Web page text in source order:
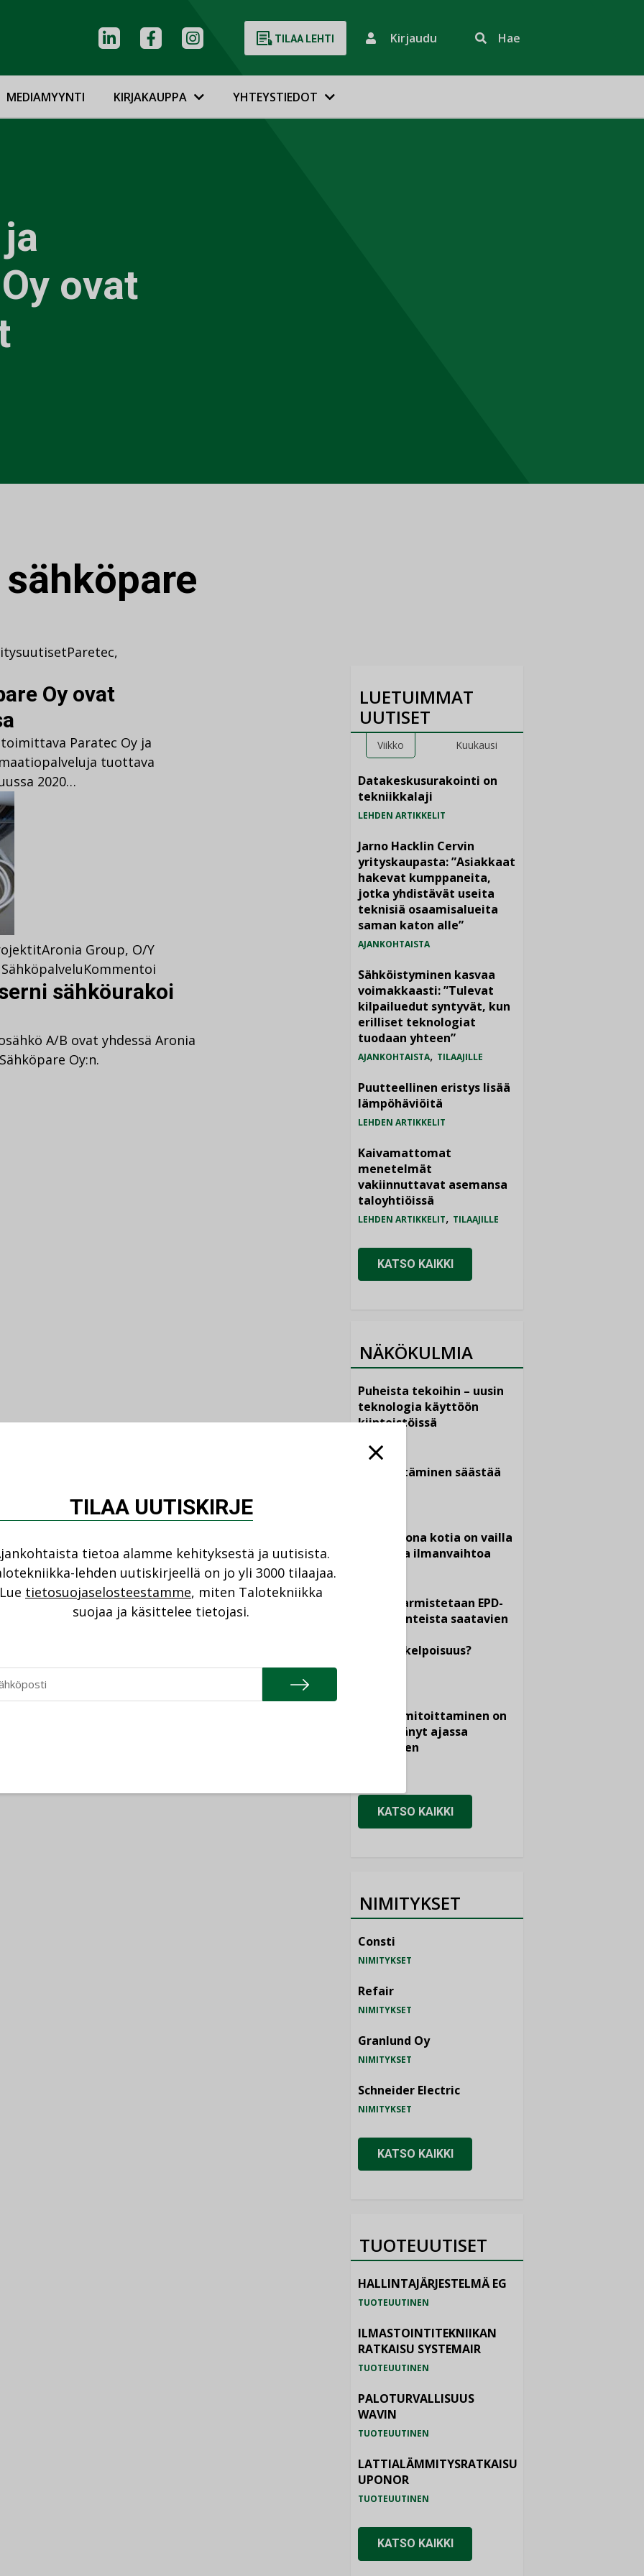
TILAA LEHTI Kirjaudu Hae
MEDIAMYYNTI KIRJAKAUPPA YHTEYSTIEDOT
ovat
sähköpare
Paretec,
Oy ovat
Paratec Oy ja
tuottava
2020…
Aronia Group, O/Y
Kommentoi
sähköurakoi
A/B ovat yhdessä Aronia
Oy:n.
LUETUIMMAT
UUTISET
Viikko Kuukausi
Datakeskusurakointi on
tekniikkalaji
LEHDEN ARTIKKELIT
Jarno Hacklin Cervin
yrityskaupasta: ”Asiakkaat
hakevat kumppaneita,
jotka yhdistävät useita
teknisiä osaamisalueita
saman katon alle”
AJANKOHTAISTA
Sähköistyminen kasvaa
voimakkaasti: ”Tulevat
kilpailuedut syntyvät, kun
erilliset teknologiat
tuodaan yhteen”
AJANKOHTAISTA, TILAAJILLE
Puutteellinen eristys lisää
lämpöhäviöitä
LEHDEN ARTIKKELIT
Kaivamattomat
menetelmät
vakiinnuttavat asemansa
taloyhtiöissä
LEHDEN ARTIKKELIT, TILAAJILLE
KATSO KAIKKI
NÄKÖKULMIA
Puheista tekoihin – uusin
teknologia käyttöön
kiinteistöissä
Sähköistäminen säästää
Yli miljoona kotia on vailla
toimivaa ilmanvaihtoa
Miten varmistetaan EPD-
dokumenteista saatavien
vertailukelpoisuus?
viemärimitoittaminen on
jämähtänyt ajassa
paikalleen
KATSO KAIKKI
NIMITYKSET
Consti
NIMITYKSET
Refair
NIMITYKSET
Granlund Oy
NIMITYKSET
Schneider Electric
NIMITYKSET
KATSO KAIKKI
TUOTEUUTISET
HALLINTAJÄRJESTELMÄ EG
TUOTEUUTINEN
ILMASTOINTITEKNIIKAN
RATKAISU SYSTEMAIR
TUOTEUUTINEN
PALOTURVALLISUUS
WAVIN
TUOTEUUTINEN
LATTIALÄMMITYSRATKAISU
UPONOR
TUOTEUUTINEN
KATSO KAIKKI
TILAA UUTISKIRJE
tietoa alamme kehityksestä ja uutisista.
lehden uutiskirjeellä on jo yli 3000 tilaajaa.
Lue tietosuojaselosteestamme, miten Talotekniikka
suojaa ja käsittelee tietojasi.